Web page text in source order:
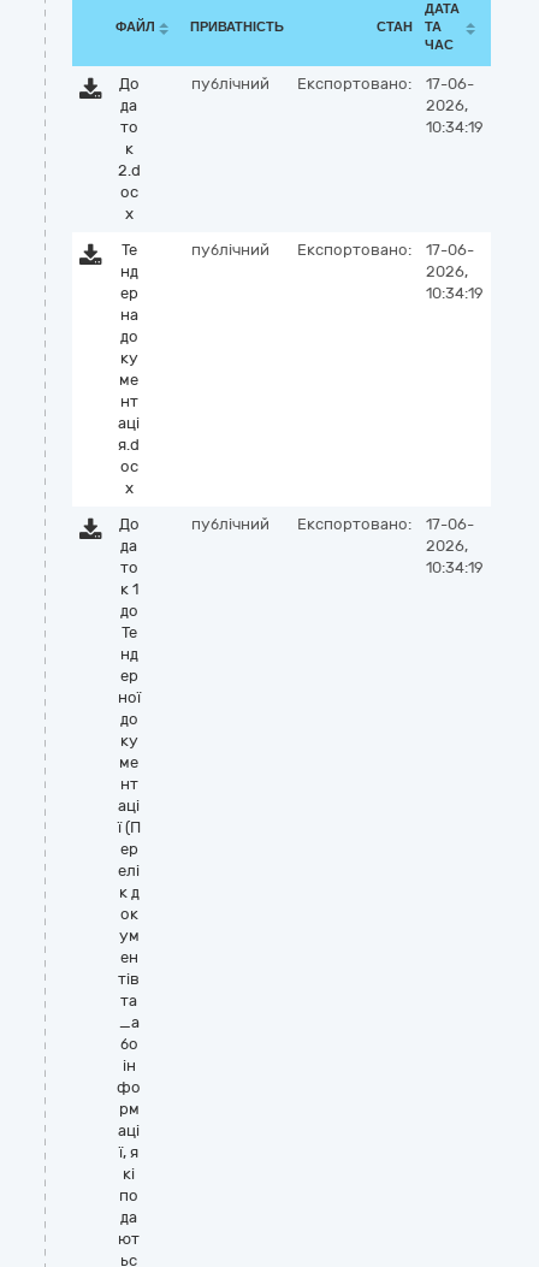
ФАЙЛ ПРИВАТНІСТЬ СТАН
ДАТА
ТА
ЧАС
До
да
то
к
2.d
oc
x
публічний Експортовано:
17-06-
2026,
10:34:19
Те
нд
ер
на
до
ку
ме
нт
аці
я.d
oc
x
публічний Експортовано:
17-06-
2026,
10:34:19
До
да
то
к 1
до
Те
нд
ер
ної
до
ку
ме
нт
аці
ї (П
ер
елі
к д
ок
ум
ен
тів
та
_а
бо
ін
фо
рм
аці
ї, я
кі
по
да
ют
ьс
публічний Експортовано:
17-06-
2026,
10:34:19